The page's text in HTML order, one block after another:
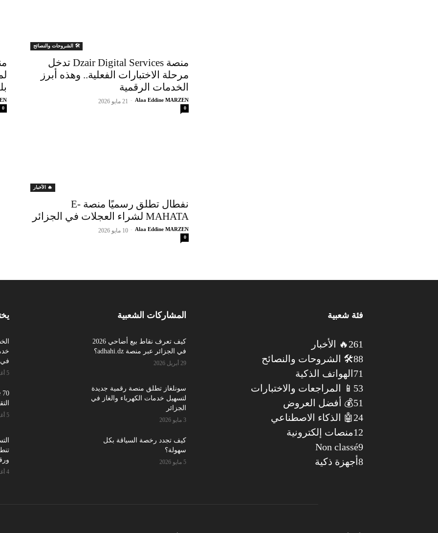
🛠️ الشروحات والنصائح
منصة Dzair Digital Services تدخل
مرحلة الاختبارات الفعلية.. وهذه أبرز
الخدمات الرقمية
Alaa Eddine MARZEN
- 21 مايو 2026
0
0
🔥 الأخبار
نفطال تطلق رسميًا منصة E-
MAHATA لشراء العجلات في الجزائر
Alaa Eddine MARZEN
- 10 مايو 2026
0
في
5 أغسطس 2026
5 أغسطس 2026
4 أغسطس 2026
المشاركات الشعبية
كيف تعرف نقاط بيع أضاحي 2026
في الجزائر عبر منصة adhahi.dz؟
29 أبريل 2026
سونلغاز تطلق منصة رقمية جديدة
لتسهيل خدمات الكهرباء والغاز في
الجزائر
3 مايو 2026
كيف تجدد رخصة السياقة بكل
سهولة؟
5 مايو 2026
فئة شعبية
🔥 الأخبار261
🛠️ الشروحات والنصائح88
الهواتف الذكية 71
📱 المراجعات والاختبارات 53
💰 أفضل العروض51
🤖 الذكاء الاصطناعي24
منصات إلكترونية12
Non classé9
أجهزة ذكية 8